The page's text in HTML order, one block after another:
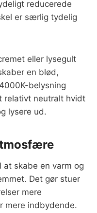
reducerede
er særlig tydelig
eller lysegult
en blød,
belysning
relativt neutralt hvidt
lysere ud.
skabe en varm og
Det gør stuer
mere
mere indbydende.